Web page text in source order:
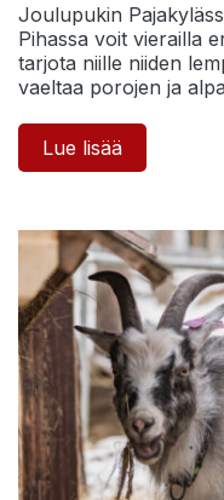
Joulupukin
Pihassa voit vierailla
tarjota niille niiden
vaeltaa porojen ja
Lue lisää